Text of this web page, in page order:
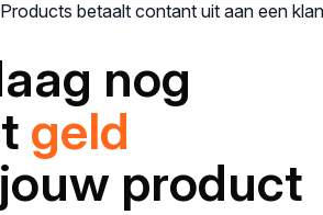
nog
geld
product